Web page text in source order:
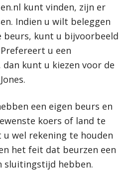
kunt vinden, zijn er
Indien u wilt beleggen
beurs, kunt u bijvoorbeeld
Prefereert u een
kunt u kiezen voor de
een eigen beurs en
koers of land te
u wel rekening te houden
het feit dat beurzen een
sluitingstijd hebben.